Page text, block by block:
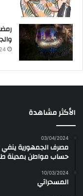
الأكثر مشاهدة
03/04/2024
مصرف الجمهورية ينفي
حساب مواطن بمدينة
10/03/2024
المسحراتي